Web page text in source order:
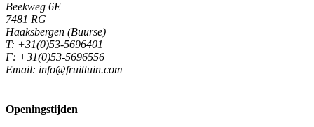
Beekweg 6E
7481 RG
Haaksbergen (Buurse)
T: +31(0)53-5696401
F: +31(0)53-5696556
Email: info@fruittuin.com
Openingstijden